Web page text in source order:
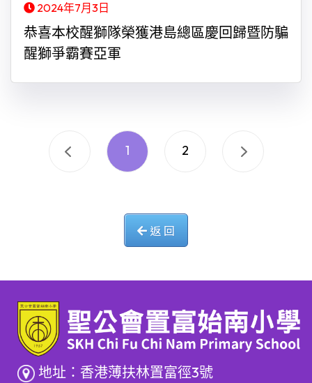
2024年7月3日
恭喜本校醒獅隊榮獲港島總區慶回歸暨防騙
醒獅爭霸賽亞軍
1 2
返 回
地址：香港薄扶林置富徑3號